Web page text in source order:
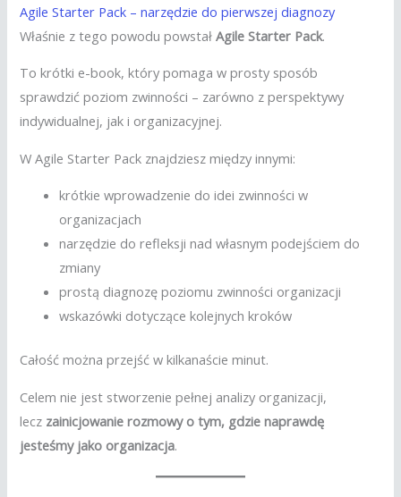
Agile Starter Pack – narzędzie do pierwszej diagnozy
Właśnie z tego powodu powstałAgile Starter Pack.
To krótki e-book, który pomaga w prosty sposób
sprawdzić poziom zwinności – zarówno z perspektywy
indywidualnej, jak i organizacyjnej.
W Agile Starter Pack znajdziesz między innymi:
krótkie wprowadzenie do idei zwinności w
organizacjach
narzędzie do refleksji nad własnym podejściem do
zmiany
prostą diagnozę poziomu zwinności organizacji
wskazówki dotyczące kolejnych kroków
Całość można przejść w kilkanaście minut.
Celem nie jest stworzenie pełnej analizy organizacji,
lecz zainicjowanie rozmowy o tym, gdzie naprawdę
jesteśmy jako organizacja.